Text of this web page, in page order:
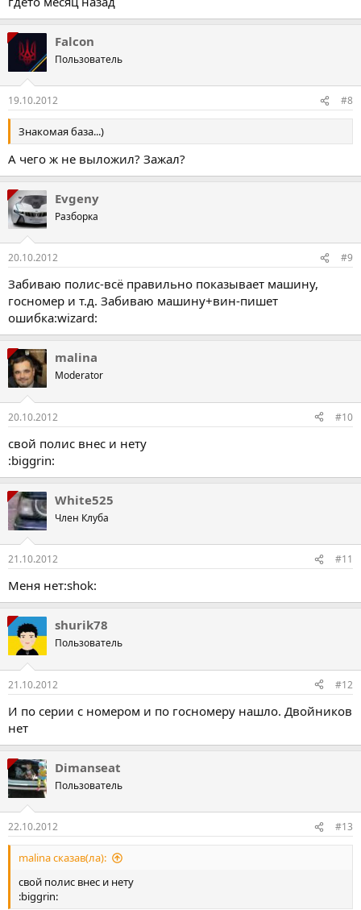
Falcon
Пользователь
19.10.2012 #8
Знакомая база...)
А чего ж не выложил? Зажал?
Evgeny
Разборка
20.10.2012 #9
Забиваю полис-всё правильно показывает машину,
госномер и т.д. Забиваю машину+вин-пишет
ошибка:wizard:
malina
Moderator
20.10.2012 #10
свой полис внес и нету
:biggrin:
White525
Член Клуба
21.10.2012 #11
Меня нет:shok:
shurik78
Пользователь
21.10.2012 #12
И по серии с номером и по госномеру нашло. Двойников
нет
Dimanseat
Пользователь
22.10.2012 #13
malina сказав(ла):
свой полис внес и нету
:biggrin: